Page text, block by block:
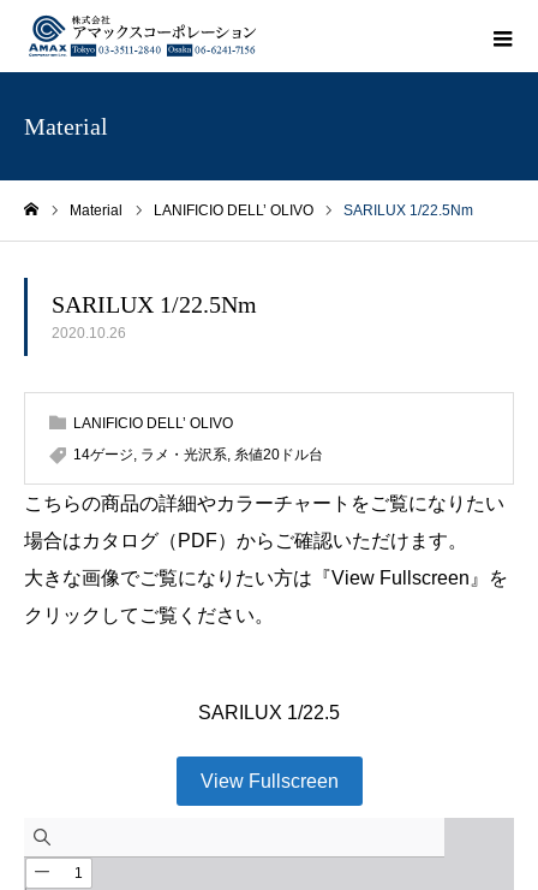
Material
Material LANIFICIO DELL’ OLIVO SARILUX 1/22.5Nm
SARILUX 1/22.5Nm
2020.10.26
LANIFICIO DELL’ OLIVO
14ゲージ, ラメ・光沢系, 糸値20ドル台
こちらの商品の詳細やカラーチャートをご覧になりたい
場合はカタログ（PDF）からご確認いただけます。
大きな画像でご覧になりたい方は『View Fullscreen』を
クリックしてご覧ください。
SARILUX 1/22.5
View Fullscreen